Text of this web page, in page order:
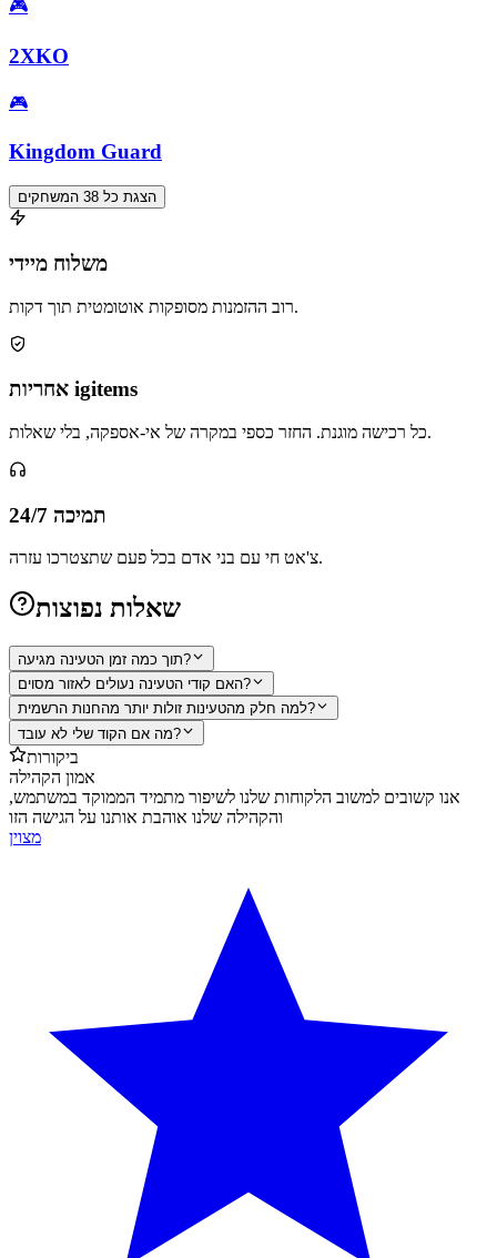
🎮
2XKO
🎮
Kingdom Guard
הצגת כל 38 המשחקים
משלוח מיידי
רוב ההזמנות מסופקות אוטומטית תוך דקות.
אחריות igitems
כל רכישה מוגנת. החזר כספי במקרה של אי-אספקה, בלי שאלות.
תמיכה 24/7
צ'אט חי עם בני אדם בכל פעם שתצטרכו עזרה.
שאלות נפוצות
תוך כמה זמן הטעינה מגיעה?
האם קודי הטעינה נעולים לאזור מסוים?
למה חלק מהטעינות זולות יותר מהחנות הרשמית?
מה אם הקוד שלי לא עובד?
ביקורות
אמון הקהילה
אנו קשובים למשוב הלקוחות שלנו לשיפור מתמיד הממוקד במשתמש,
והקהילה שלנו אוהבת אותנו על הגישה הזו
מצוין